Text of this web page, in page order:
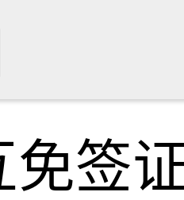
免签